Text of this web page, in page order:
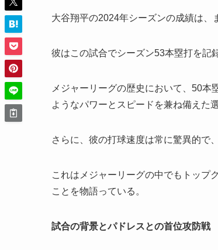
大谷翔平の2024年シーズンの成績は、
彼はこの試合でシーズン53本塁打を記
メジャーリーグの歴史において、50
ようなパワーとスピードを兼ね備えた
さらに、彼の打球速度は常に驚異的で
これはメジャーリーグの中でもトップ
ことを物語っている。
試合の背景とパドレスとの首位攻防戦